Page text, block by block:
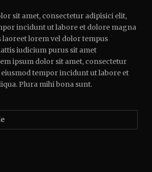
sit amet, consectetur adipisici elit,
incidunt ut labore et dolore magna
laoreet lorem vel dolor tempus
iudicium purus sit amet
ipsum dolor sit amet, consectetur
eiusmod tempor incidunt ut labore et
Plura mihi bona sunt.